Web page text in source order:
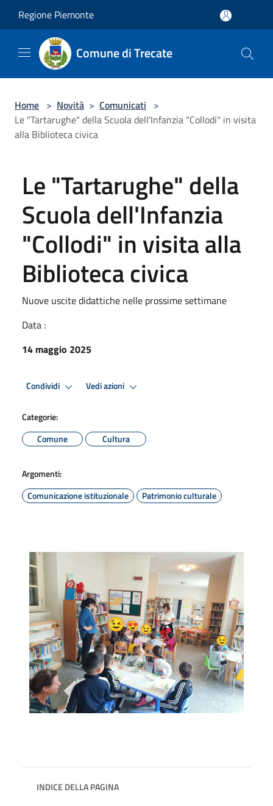
Regione Piemonte
Comune di Trecate
Home > Novità > Comunicati >
Le "Tartarughe" della Scuola dell'Infanzia "Collodi" in visita
alla Biblioteca civica
Le "Tartarughe" della
Scuola dell'Infanzia
"Collodi" in visita alla
Biblioteca civica
Nuove uscite didattiche nelle prossime settimane
Data :
14 maggio 2025
Condividi Vedi azioni
Categorie:
Comune
Cultura
Argomenti:
Comunicazione istituzionale
Patrimonio culturale
INDICE DELLA PAGINA